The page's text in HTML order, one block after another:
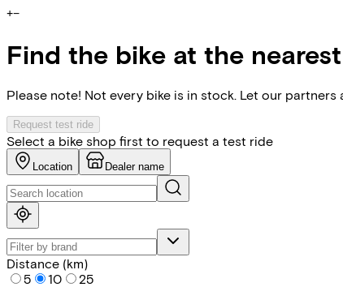
+−
Find the bike at the
Please note! Not every bike is in stock. Let our
Request test ride
Select a bike shop first to request a test ride
Location Dealer name
Distance (km)
5
10 25